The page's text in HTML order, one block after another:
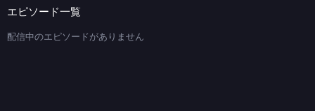
る最中に、魂となって現世をさまよう直木の姿が見えることに気づく。戸
惑いを隠せないまま、直木の思いを伝えるため悠依に接触を図るのだ
が…。そんな３人が関わり合いながら、“当たり前のことは、決して当たり
前ではない”というメッセージを伝えると共に、“その当たり前がどんなに
エピソード一覧
配信中のエピソードがありません